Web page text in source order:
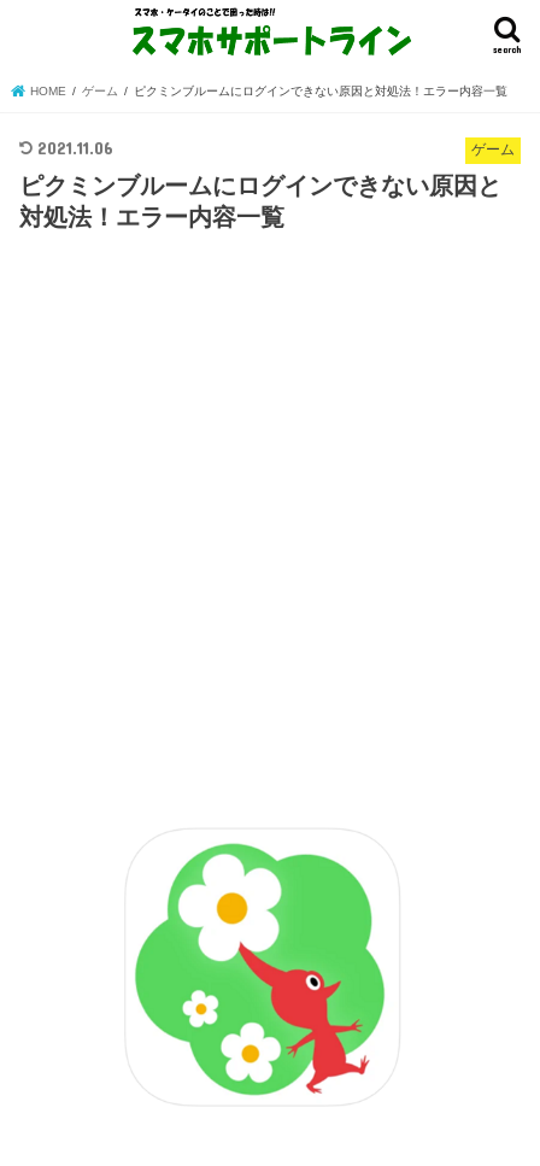
search
HOME ゲーム ピクミンブルームにログインできない原因と対処法！エラー内容一覧
ゲーム
2021.11.06
ピクミンブルームにログインできない原因と
対処法！エラー内容一覧